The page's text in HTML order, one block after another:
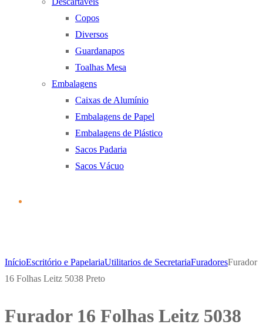
Copos
Diversos
Guardanapos
Toalhas Mesa
Embalagens
Caixas de Alumínio
Embalagens de Papel
Embalagens de Plástico
Sacos Padaria
Sacos Vácuo
InícioEscritório e PapelariaUtilitarios de SecretariaFuradoresFurador
16 Folhas Leitz 5038 Preto
Furador 16 Folhas Leitz 5038